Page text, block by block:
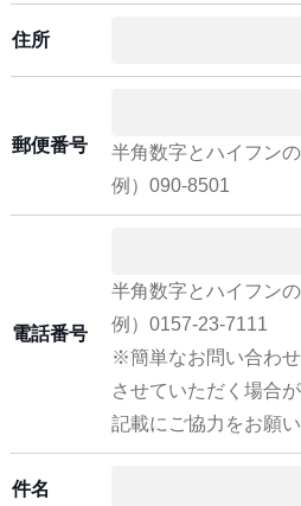
住所
郵便番号
半角数字とハイフンの
例）090-8501
電話番号
半角数字とハイフンの
例）0157-23-7111
※簡単なお問い合わ
させていただく場合
記載にご協力をお願
件名